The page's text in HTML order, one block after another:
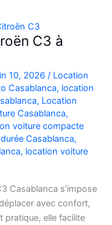
C3 à
10, 2026 / Location
Casablanca, location
, Location
Casablanca,
voiture compacte
Casablanca,
, location voiture
Casablanca s’impose
avec confort,
pratique, elle facilite